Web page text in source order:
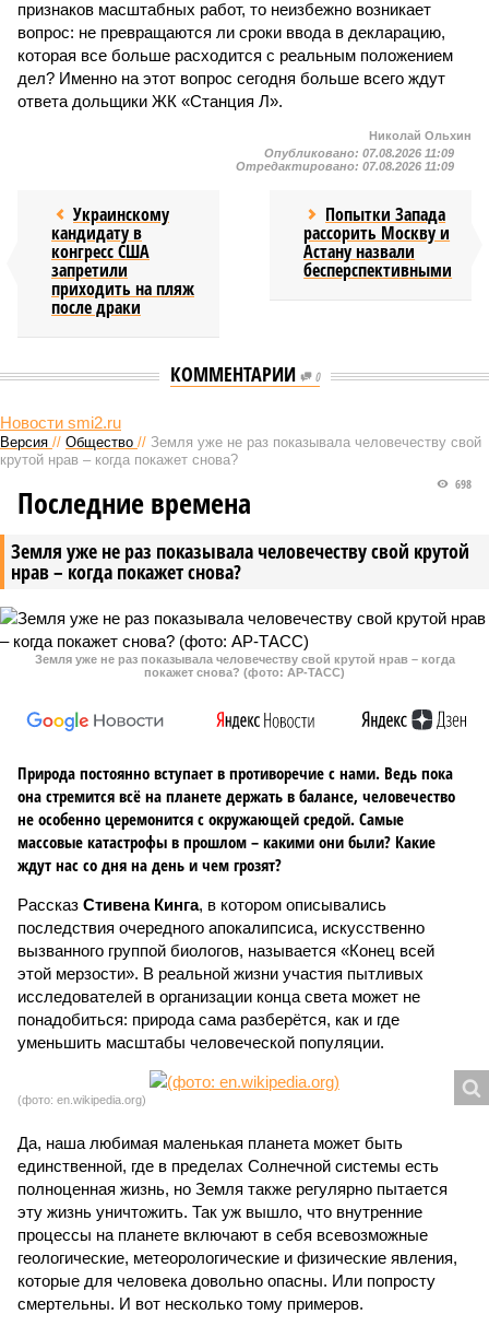
признаков масштабных работ, то неизбежно возникает
вопрос: не превращаются ли сроки ввода в декларацию,
которая все больше расходится с реальным положением
дел? Именно на этот вопрос сегодня больше всего ждут
ответа дольщики ЖК «Станция Л».
Николай Ольхин
Опубликовано: 07.08.2026 11:09
Отредактировано: 07.08.2026 11:09
Украинскому
кандидату в
конгресс США
запретили
приходить на пляж
после драки
Попытки Запада
рассорить Москву и
Астану назвали
бесперспективными
КОММЕНТАРИИ 0
Новости smi2.ru
Версия // Общество // Земля уже не раз показывала человечеству свой
крутой нрав – когда покажет снова?
Земля уже не раз показывала человечеству свой крутой
нрав – когда покажет снова?
698
Последние времена
Земля уже не раз показывала человечеству свой крутой нрав – когда
покажет снова? (фото: АР-ТАСС)
Природа постоянно вступает в противоречие с нами. Ведь пока
она стремится всё на планете держать в балансе, человечество
не особенно церемонится с окружающей средой. Самые
массовые катастрофы в прошлом – какими они были? Какие
ждут нас со дня на день и чем грозят?
Рассказ Стивена Кинга, в котором описывались
последствия очередного апокалипсиса, искусственно
вызванного группой биологов, называется «Конец всей
этой мерзости». В реальной жизни участия пытливых
исследователей в организации конца света может не
понадобиться: природа сама разберётся, как и где
уменьшить масштабы человеческой популяции.
(фото: en.wikipedia.org)
Да, наша любимая маленькая планета может быть
единственной, где в пределах Солнечной системы есть
полноценная жизнь, но Земля также регулярно пытается
эту жизнь уничтожить. Так уж вышло, что внутренние
процессы на планете включают в себя всевозможные
геологические, метеорологические и физические явления,
которые для человека довольно опасны. Или попросту
смертельны. И вот несколько тому примеров.